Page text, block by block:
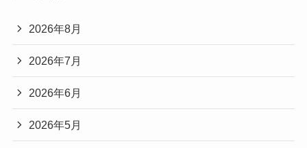
2026年8月
2026年7月
2026年6月
2026年5月